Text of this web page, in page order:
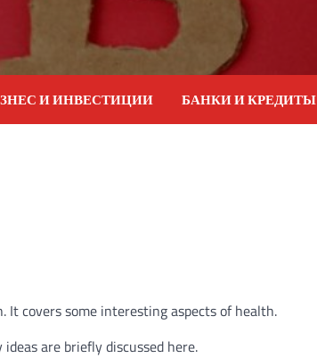
И ИНВЕСТИЦИИ БАНКИ И КРЕДИТЫ
It covers some interesting aspects of health.
are briefly discussed here.